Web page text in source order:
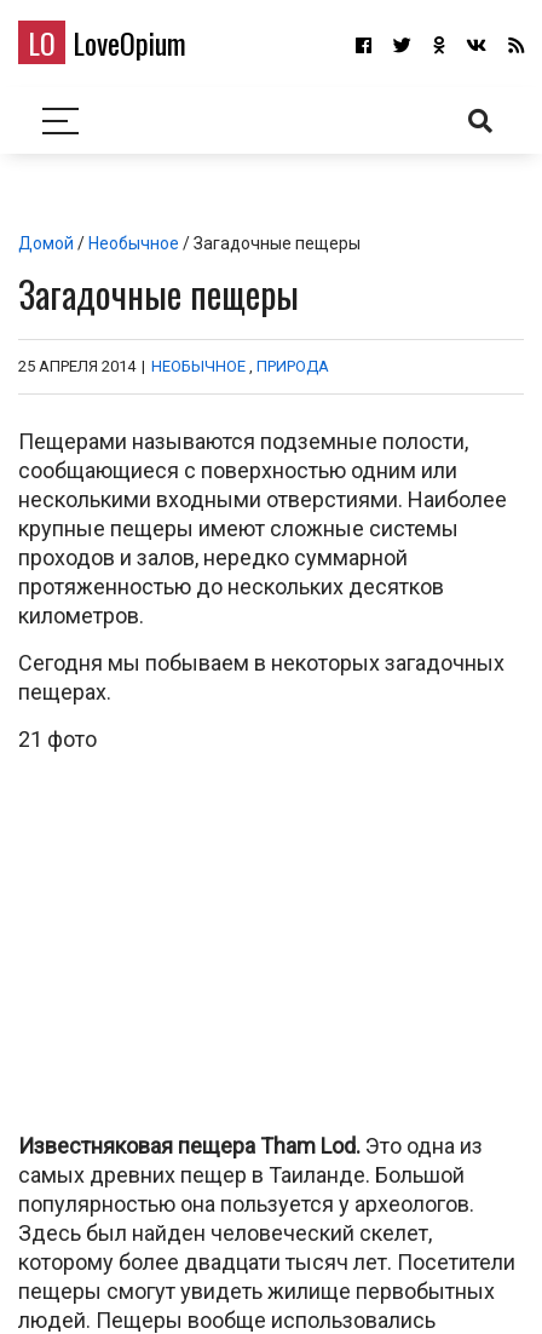
LO LoveOpium
Домой / Необычное / Загадочные пещеры
Загадочные пещеры
25 АПРЕЛЯ 2014 | НЕОБЫЧНОЕ , ПРИРОДА
Пещерами называются подземные полости,
сообщающиеся с поверхностью одним или
несколькими входными отверстиями. Наиболее
крупные пещеры имеют сложные системы
проходов и залов, нередко суммарной
протяженностью до нескольких десятков
километров.
Сегодня мы побываем в некоторых загадочных
пещерах.
21 фото
Известняковая пещера Tham Lod. Это одна из
самых древних пещер в Таиланде. Большой
популярностью она пользуется у археологов.
Здесь был найден человеческий скелет,
которому более двадцати тысяч лет. Посетители
пещеры смогут увидеть жилище первобытных
людей. Пещеры вообще использовались